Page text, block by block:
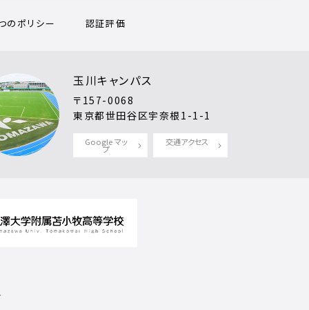
のポリシー 認証評価
玉川キャンパス
〒157-0068
東京都世田谷区宇奈根1-1-1
Google マッ
プ
交通アクセス